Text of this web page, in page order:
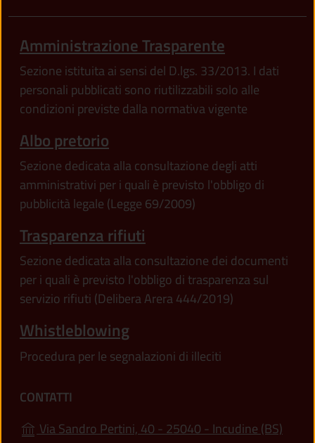
Amministrazione Trasparente
Sezione istituita ai sensi del D.lgs. 33/2013. I dati
personali pubblicati sono riutilizzabili solo alle
condizioni previste dalla normativa vigente
Albo pretorio
Sezione dedicata alla consultazione degli atti
amministrativi per i quali è previsto l'obbligo di
pubblicità legale (Legge 69/2009)
Trasparenza rifiuti
Sezione dedicata alla consultazione dei documenti
per i quali è previsto l'obbligo di trasparenza sul
servizio rifiuti (Delibera Arera 444/2019)
Whistleblowing
Procedura per le segnalazioni di illeciti
CONTATTI
Via Sandro Pertini, 40 - 25040 - Incudine (BS)